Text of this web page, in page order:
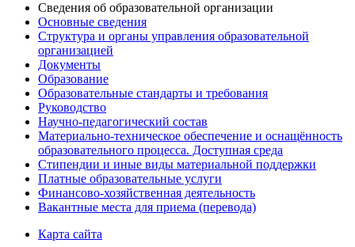
Сведения об образовательной организации
Основные сведения
Структура и органы управления образовательной
организацией
Документы
Образование
Образовательные стандарты и требования
Руководство
Научно-педагогический состав
Материально-техническое обеспечение и оснащённость
образовательного процесса. Доступная среда
Стипендии и иные виды материальной поддержки
Платные образовательные услуги
Финансово-хозяйственная деятельность
Вакантные места для приема (перевода)
Карта сайта